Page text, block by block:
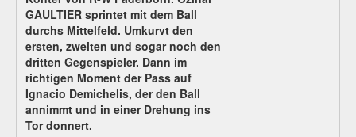
GAULTIER sprintet mit dem Ball
durchs Mittelfeld. Umkurvt den
ersten, zweiten und sogar noch den
dritten Gegenspieler. Dann im
richtigen Moment der Pass auf
Ignacio Demichelis, der den Ball
annimmt und in einer Drehung ins
Tor donnert.